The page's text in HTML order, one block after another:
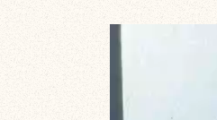
動
画
レ